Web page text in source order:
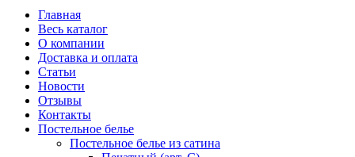
Главная
Весь каталог
О компании
Доставка и оплата
Статьи
Новости
Отзывы
Контакты
Постельное белье
Постельное белье из сатина